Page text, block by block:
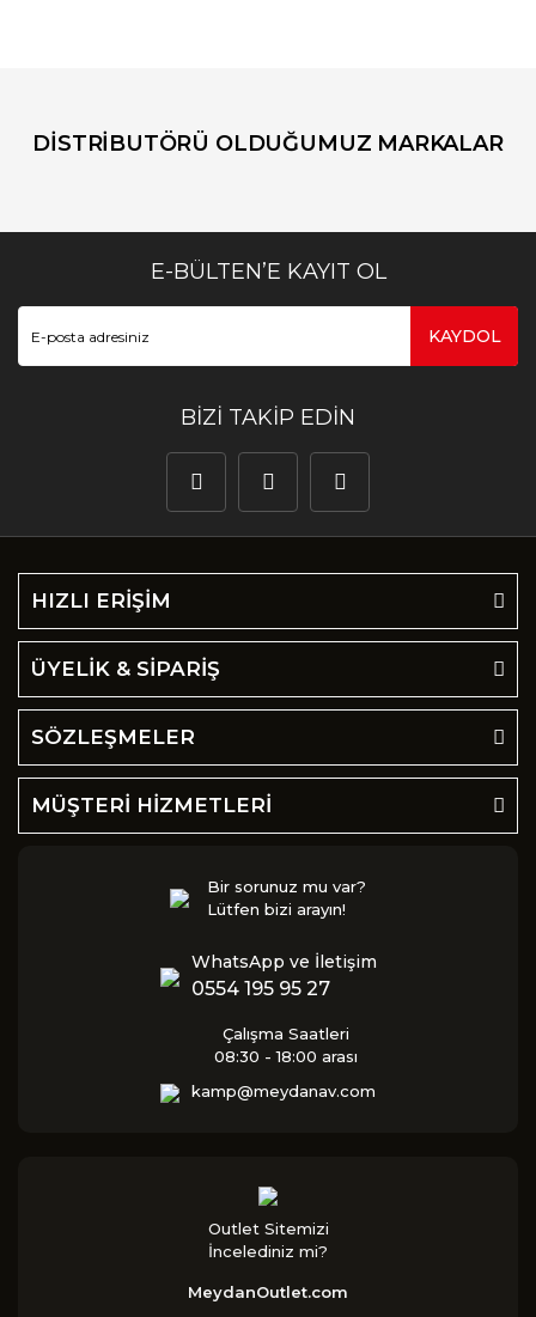
DİSTRİBUTÖRÜ OLDUĞUMUZ MARKALAR
E-BÜLTEN’E KAYIT OL
KAYDOL
BİZİ TAKİP EDİN
HIZLI ERİŞİM
ÜYELİK & SİPARİŞ
SÖZLEŞMELER
MÜŞTERİ HİZMETLERİ
Bir sorunuz mu var?
Lütfen bizi arayın!
WhatsApp ve İletişim
0554 195 95 27
Çalışma Saatleri
08:30 - 18:00 arası
kamp@meydanav.com
Outlet Sitemizi
İncelediniz mi?
MeydanOutlet.com